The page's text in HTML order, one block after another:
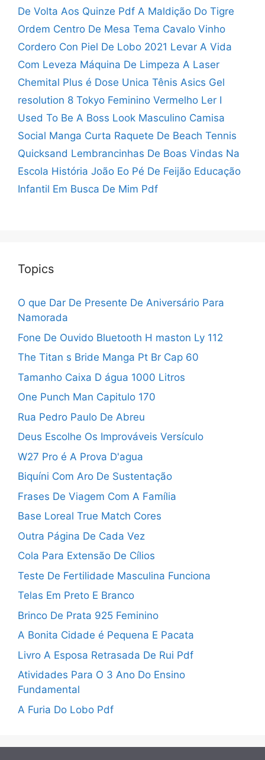
De Volta Aos Quinze Pdf A Maldição Do Tigre
Ordem Centro De Mesa Tema Cavalo Vinho
Cordero Con Piel De Lobo 2021 Levar A Vida
Com Leveza Máquina De Limpeza A Laser
Chemital Plus é Dose Unica Tênis Asics Gel
resolution 8 Tokyo Feminino Vermelho Ler I
Used To Be A Boss Look Masculino Camisa
Social Manga Curta Raquete De Beach Tennis
Quicksand Lembrancinhas De Boas Vindas Na
Escola História João Eo Pé De Feijão Educação
Infantil Em Busca De Mim Pdf
Topics
O que Dar De Presente De Aniversário Para
Namorada
Fone De Ouvido Bluetooth H maston Ly 112
The Titan s Bride Manga Pt Br Cap 60
Tamanho Caixa D água 1000 Litros
One Punch Man Capitulo 170
Rua Pedro Paulo De Abreu
Deus Escolhe Os Improváveis Versículo
W27 Pro é A Prova D'agua
Biquíni Com Aro De Sustentação
Frases De Viagem Com A Família
Base Loreal True Match Cores
Outra Página De Cada Vez
Cola Para Extensão De Cílios
Teste De Fertilidade Masculina Funciona
Telas Em Preto E Branco
Brinco De Prata 925 Feminino
A Bonita Cidade é Pequena E Pacata
Livro A Esposa Retrasada De Rui Pdf
Atividades Para O 3 Ano Do Ensino
Fundamental
A Furia Do Lobo Pdf